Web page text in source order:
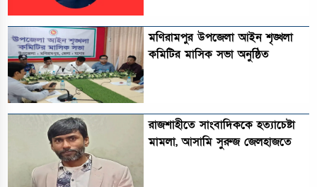
মণিরামপুর উপজেলা আইন শৃঙ্খলা
কমিটির মাসিক সভা অনুষ্ঠিত‎‎
রাজশাহীতে সাংবাদিককে হত্যাচেষ্টা
মামলা, আসামি সুরুজ জেলহাজতে